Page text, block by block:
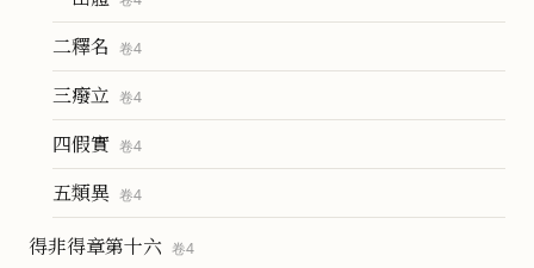
二釋名 卷4
三癈立 卷4
四假實 卷4
五類異 卷4
得非得章第十六 卷4